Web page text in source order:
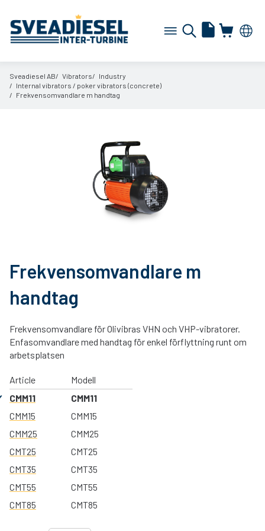
Sveadiesel AB Vibrators
Industry
Internal vibrators / poker vibrators (concrete)
Frekvensomvandlare m handtag
Frekvensomvandlare m
handtag
Frekvensomvandlare för Olivibras VHN och VHP-vibratorer.
Enfasomvandlare med handtag för enkel förflyttning runt om
arbetsplatsen
Article
Modell
CMM11
CMM11
CMM15
CMM15
CMM25
CMM25
CMT25
CMT25
CMT35
CMT35
CMT55
CMT55
CMT85
CMT85